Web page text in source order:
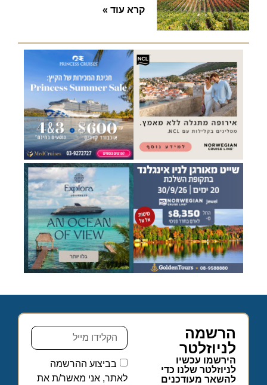
קרא עוד »
הרשמה
לניוזלטר
הירשמו עכשיו
לניוזלטר שלנו כדי
להשאר מעודכנים
בביצוע ההרשמה
לאתר, אני מאשר/ת את